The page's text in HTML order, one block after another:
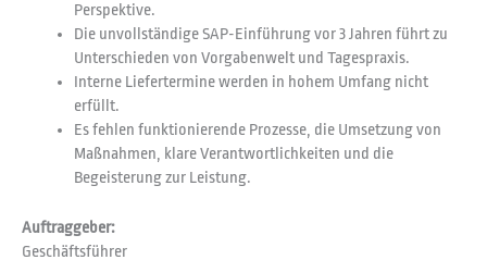
Perspektive.
Die unvollständige SAP-Einführung vor 3 Jahren führt zu
Unterschieden von Vorgabenwelt und Tagespraxis.
Interne Liefertermine werden in hohem Umfang nicht
erfüllt.
Es fehlen funktionierende Prozesse, die Umsetzung von
Maßnahmen, klare Verantwortlichkeiten und die
Begeisterung zur Leistung.
Auftraggeber:
Geschäftsführer